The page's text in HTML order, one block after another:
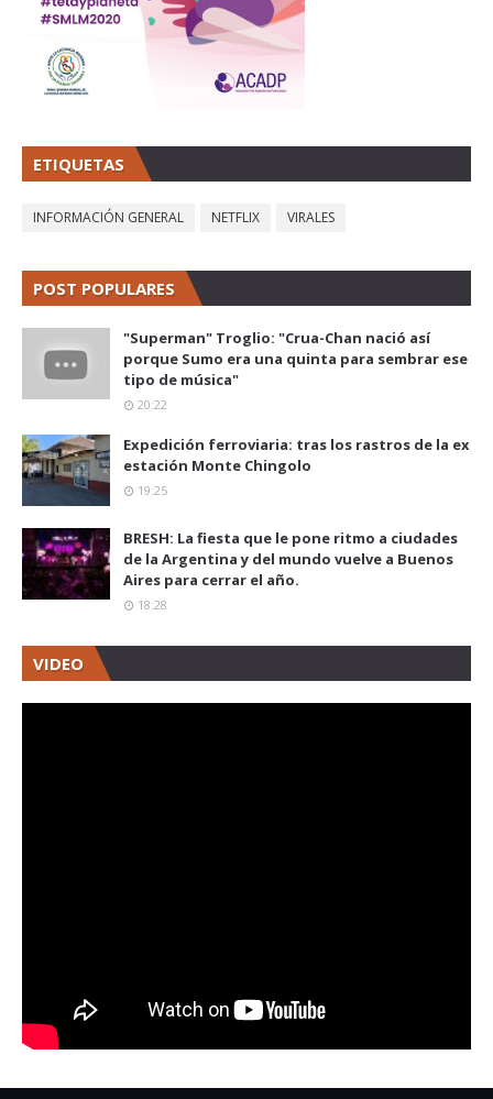
ETIQUETAS
INFORMACIÓN GENERAL NETFLIX VIRALES
POST POPULARES
"Superman" Troglio: "Crua-Chan nació así
porque Sumo era una quinta para sembrar ese
tipo de música"
20:22
Expedición ferroviaria: tras los rastros de la ex
estación Monte Chingolo
19:25
BRESH: La fiesta que le pone ritmo a ciudades
de la Argentina y del mundo vuelve a Buenos
Aires para cerrar el año.
18:28
VIDEO